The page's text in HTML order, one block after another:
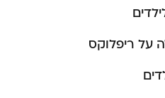
על ריפלוקס